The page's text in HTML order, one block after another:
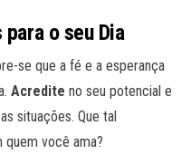
o seu Dia
se que a fé e a esperança
Acredite no seu potencial e
situações. Que tal
quem você ama?